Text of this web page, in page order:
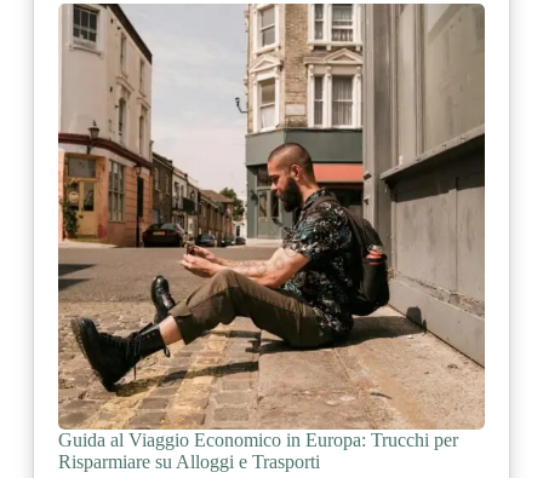
Guida al Viaggio Economico in Europa: Trucchi per
Risparmiare su Alloggi e Trasporti